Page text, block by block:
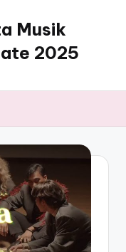
Musik
2025